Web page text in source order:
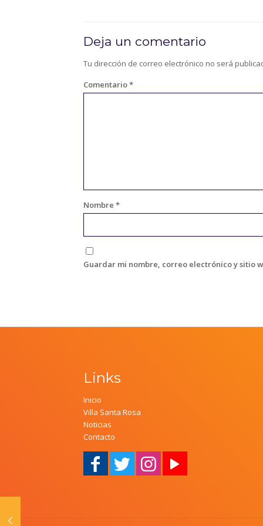
Deja un comentario
Tu dirección de correo electrónico no será
Comentario*
Nombre *
Guardar mi nombre, correo electrónico y sitio
Links
Inicio
Villa Santa Rosa
Noticias
Contacto